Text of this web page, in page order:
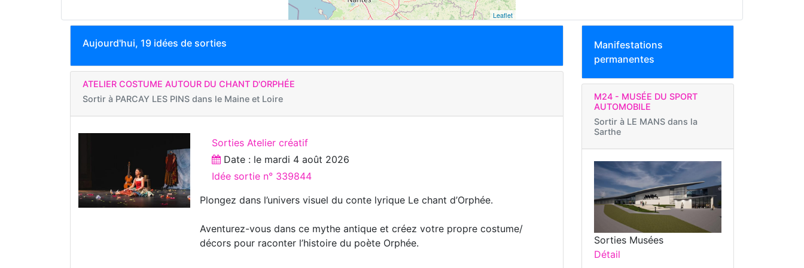
Leaflet
Aujourd'hui, 19 idées de sorties
ATELIER COSTUME AUTOUR DU CHANT D'ORPHÉE
Sortir à PARCAY LES PINS dans le Maine et Loire
Sorties Atelier créatif
Date : le mardi 4 août 2026
Idée sortie n° 339844
Plongez dans l’univers visuel du conte lyrique Le chant d’Orphée.
Aventurez-vous dans ce mythe antique et créez votre propre costume/
décors pour raconter l’histoire du poète Orphée.
Manifestations
permanentes
M24 - MUSÉE DU SPORT
AUTOMOBILE
Sortir à LE MANS dans la
Sarthe
Sorties Musées
Détail